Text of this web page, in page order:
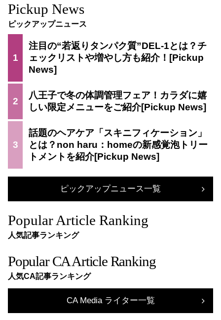
Pickup News
ピックアップニュース
1
注目の“若返りタンパク質”DEL-1とは？チ
ェックリストや増やし方も紹介！
2
八王子で冬の体調管理フェア！カラダに嬉
しい限定メニューをご紹介
3
話題のヘアケア「スキニフィケーション」
とは？non haru：homeの新感覚泡トリー
トメントを紹介
ピックアップニュース一覧
Popular Article Ranking
人気記事ランキング
Popular CA Article Ranking
人気CA記事ランキング
CA Media ライター一覧